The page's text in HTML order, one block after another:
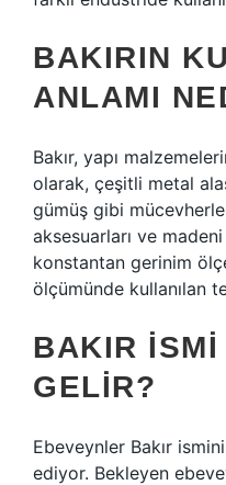
BAKIRIN
ANLAMI
Bakır, yapı
olarak, çeşitli metal
gümüş gibi
aksesuarları ve
konstantan gerinim
ölçümünde kullanılan
BAKIR
GELIR?
Ebeveynler Bakır
ediyor. Bekleyen